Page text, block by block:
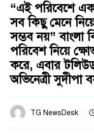
“এই পরিবেশে
সব কিছু মেনে
সম্ভব নয়” বাংলা
পরিবেশ নিয়ে
করে, এবার
অভিনেত্রী সুদীপা
TG NewsDesk